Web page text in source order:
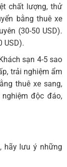
chất lượng, thử
bằng thuê xe
(30-50 USD).
USD).
Khách sạn 4-5 sao
trải nghiệm ẩm
thuê xe sang,
độc đáo,
hãy lưu ý những